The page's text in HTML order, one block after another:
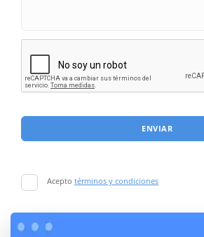
ENVIAR
Acepto términos y condiciones